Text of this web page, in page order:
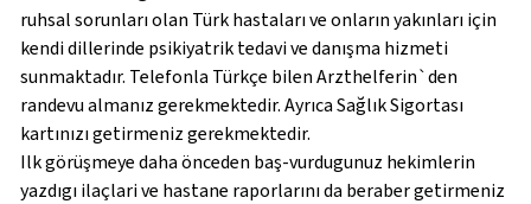
ruhsal sorunları olan Türk hastaları ve onların yakınları için
kendi dillerinde psikiyatrik tedavi ve danışma hizmeti
sunmaktadır. Telefonla Türkçe bilen Arzthelferin`den
randevu almanız gerekmektedir. Ayrıca Sağlık Sigortası
kartınızı getirmeniz gerekmektedir.
Ilk görüşmeye daha önceden baş-vurdugunuz hekimlerin
yazdıgı ilaçlari ve hastane raporlarını da beraber getirmeniz